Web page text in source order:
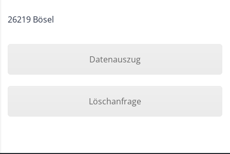
26219 Bösel
Datenauszug
Löschanfrage